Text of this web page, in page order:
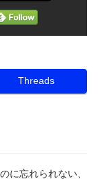
Threads
に忘れられない、